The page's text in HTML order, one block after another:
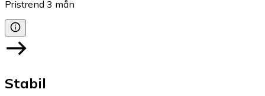
Pristrend 3 mån
Stabil